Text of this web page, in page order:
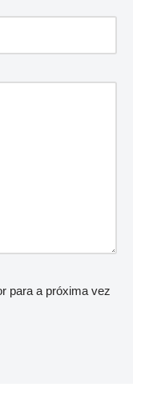
para a próxima vez